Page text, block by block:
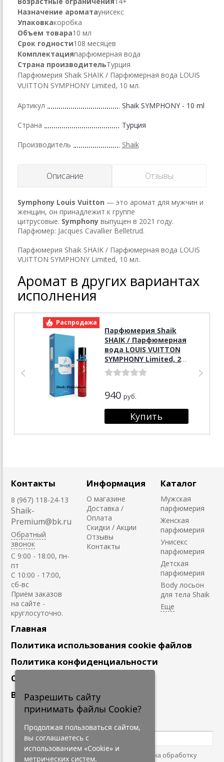
Назначение ароматаунисекс
Упаковкакоробка
Объем товара10 мл
Срок годности108 месяцев
Комплектацияпарфюмерная вода
Страна производительТурция
Парфюмерия Shaik SHAIK / Парфюмерная вода LOUIS
VUITTON SYMPHONY Limited, 10 мл.
Артикул Shaik SYMPHONY - 10 ml
Страна Турция
Производитель Shaik
Описание Отзывы
Symphony Louis Vuitton — это аромат для мужчин и
женщин, он принадлежит к группе
цитрусовые. Symphony выпущен в 2021 году.
Парфюмер: Jacques Cavallier Belletrud.
Парфюмерия Shaik SHAIK / Парфюмерная вода LOUIS
VUITTON SYMPHONY Limited, 10 мл.
Аромат в других вариантах
исполнения
Распродажа
Парфюмерия Shaik
SHAIK / Парфюмерная
вода LOUIS VUITTON
SYMPHONY Limited, 20
мл.
940 руб.
Контакты
8 (967) 118-24-13
Shaik-
Premium@bk.ru
Обратный
звонок
C 9:00 - 18:00, пн-
пт
С 10:00 - 17:00,
сб-вс
Приём заказов
на сайте -
круглосуточно.
Информация
О магазине
Доставка /
Оплата
Скидки / Акции
Отзывы
Контакты
Каталог
Мужская
парфюмерия
Женская
парфюмерия
Унисекс
парфюмерия
Детская
парфюмерия
Body лосьон
для тела Shaik
Главная
Политика использования cookie файлов
Политика конфиденциальности
Сотрудничество
Вакансии
Подпишитесь
Нажимая на кнопку, я даю согласие на обработку
Разрешить сайту
принимать файлы Cookie?
Продолжая пользоваться сайтом,
вы соглашаетесь с
использованием «Cookie» и
метрических систем.